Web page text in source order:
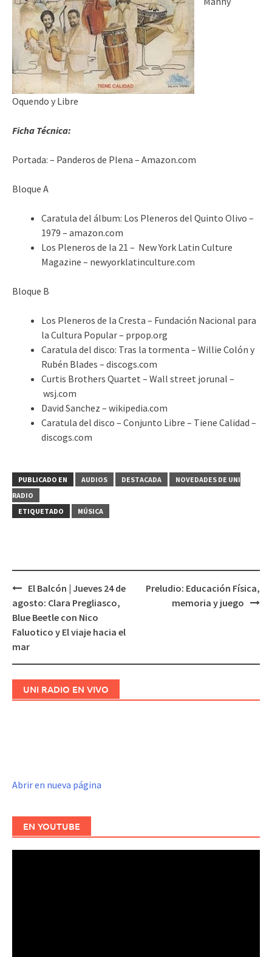
Oquendo y Libre
Ficha Técnica:
Portada: – Panderos de Plena – Amazon.com
Bloque A
Caratula del álbum: Los Pleneros del Quinto Olivo –
1979 – amazon.com
Los Pleneros de la 21 – New York Latin Culture
Magazine – newyorklatinculture.com
Bloque B
Los Pleneros de la Cresta – Fundación Nacional para
la Cultura Popular – prpop.org
Caratula del disco: Tras la tormenta – Willie Colón y
Rubén Blades – discogs.com
Curtis Brothers Quartet – Wall street jorunal –
wsj.com
David Sanchez – wikipedia.com
Caratula del disco – Conjunto Libre – Tiene Calidad –
discogs.com
PUBLICADO EN AUDIOS DESTACADA
NOVEDADES DE UNI
RADIO
ETIQUETADO
MÚSICA
Navegación
de
entradas
El Balcón | Jueves 24 de
agosto: Clara Pregliasco,
Blue Beetle con Nico
Faluotico y El viaje hacia el
mar
Preludio: Educación Física,
memoria y juego
UNI RADIO EN VIVO
Abrir en nueva página
EN YOUTUBE